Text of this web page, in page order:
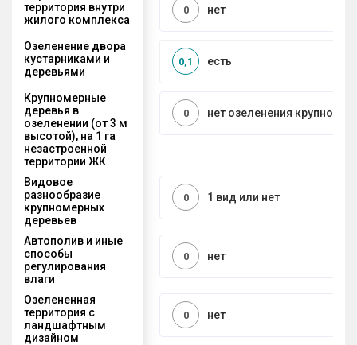
территория внутри
жилого комплекса
нет
0
Озеленение двора
кустарниками и
деревьями
есть
0,1
Крупномерные
деревья в
озеленении (от 3 м
высотой), на 1 га
незастроенной
территории ЖК
нет озеленения
0
Видовое
разнообразие
крупномерных
деревьев
1 вид или нет
0
Автополив и иные
способы
регулирования
влаги
нет
0
Озелененная
территория с
ландшафтным
дизайном
нет
0